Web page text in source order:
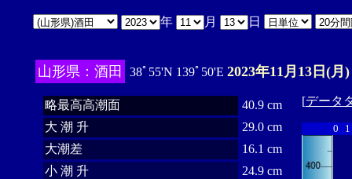
年 月 日
山形県：酒田 38ﾟ55'N 139ﾟ50'E 2023年11月13日(月)
略最高高潮面
40.9 cm
大 潮 升
29.0 cm
大潮差
16.1 cm
小 潮 升
24.9 cm
[データ
0 1